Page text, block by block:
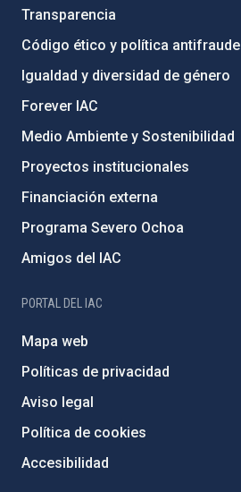
Transparencia
Código ético y política antifraude
Igualdad y diversidad de género
Forever IAC
Medio Ambiente y Sostenibilidad
Proyectos institucionales
Financiación externa
Programa Severo Ochoa
Amigos del IAC
PORTAL DEL IAC
Mapa web
Políticas de privacidad
Aviso legal
Política de cookies
Accesibilidad